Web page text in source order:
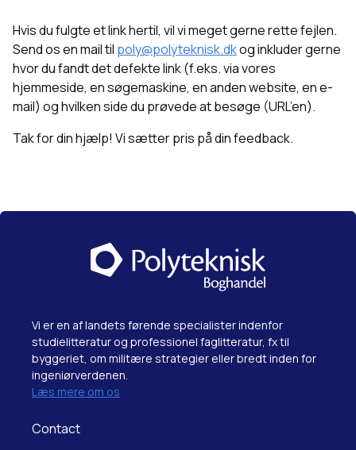
Hvis du fulgte et link hertil, vil vi meget gerne rette fejlen.
Send os en mail til poly@polyteknisk.dkog inkluder gerne
hvor du fandt det defekte link (f.eks. via vores
hjemmeside, en søgemaskine, en anden website, en e-
mail) og hvilken side du prøvede at besøge (URL’en).
Tak for din hjælp! Vi sætter pris på din feedback.
Vi er en af landets førende specialister indenfor
studielitteratur og professionel faglitteratur, fx til
byggeriet, om militære strategier eller bredt inden for
ingeniørverdenen.
Læs mere om os
Contact